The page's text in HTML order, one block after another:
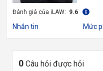
Đánh giá của iLAW: 9.6
Nhắn tin Mức
0 Câu hỏi được hỏi